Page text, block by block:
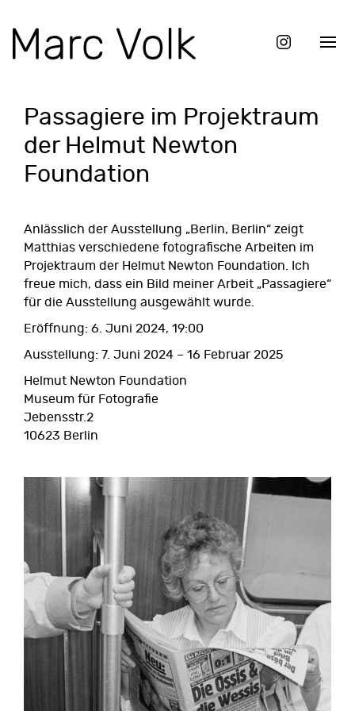
Passagiere im Projektraum
der Helmut Newton
Foundation
Anlässlich der Ausstellung „Berlin, Berlin“ zeigt
Matthias verschiedene fotografische Arbeiten im
Projektraum der Helmut Newton Foundation. Ich
freue mich, dass ein Bild meiner Arbeit „Passagiere“
für die Ausstellung ausgewählt wurde.
Eröffnung: 6. Juni 2024, 19:00
Ausstellung: 7. Juni 2024 – 16 Februar 2025
Helmut Newton Foundation
Museum für Fotografie
Jebensstr.2
10623 Berlin